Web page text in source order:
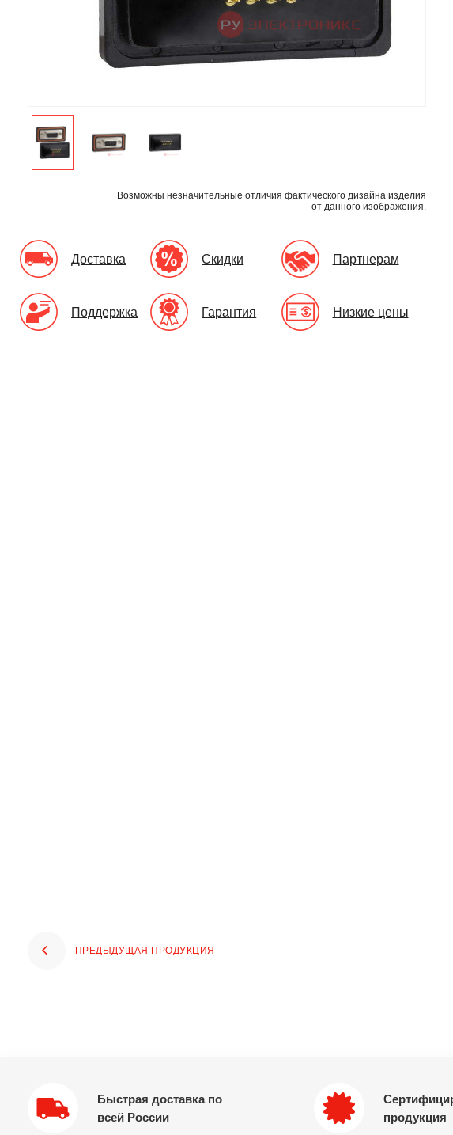
Возможны незначительные отличия фактического дизайна изделия
от данного изображения.
Доставка Скидки Партнерам
Поддержка Гарантия Низкие цены
ПРЕДЫДУЩАЯ ПРОДУКЦИЯ
Быстрая доставка по
всей России
продукция